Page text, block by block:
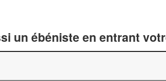
un ébéniste en entrant